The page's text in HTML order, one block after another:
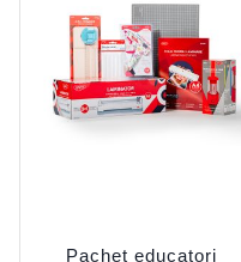
Pachet educatori